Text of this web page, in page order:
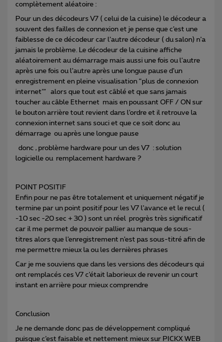
complètement aléatoire :
Pour un des décodeurs V7 ( celui de la cuisine) le décodeur a
souvent des failles de connexion et je pense que c’est une
faiblesse de ce décodeur car l’autre décodeur ( du salon) n’a
jamais le problème. Le décodeur de la cuisine affiche
aléatoirement au démarrage mais aussi une fois ou l’autre
après une fois ou l’autre après une longue pause d’un
enregistrement en pleine visualisation “plus de connexion
internet’” alors que tout est câblé et que sans jamais
toucher au câble Ethernet mais en poussant OFF / ON sur
le bouton arrière tout revient dans l’ordre et il retrouve la
connexion internet sans souci et que ce soit donc au
démarrage ou après une longue pause
donc , problème hardware pour un des V7 : solution
logicielle ou remplacement hardware ?
POINT POSITIF
Enfin pour ne pas être totalement et uniquement négatif je
termine par un point positif pour les V7 l’avance et le recul (
-10 sec -20 sec + 30 ) sont un réel progrès très significatif
car il me permet de pouvoir pallier au manque de sous-
titres alors que l’enregistrement n’est pas sous-titré afin de
me permettre mieux la ou les dernières phrases
Car je me souviens que dans les versions des décodeurs qui
ont remplacés ces V7 c’était laborieux de revenir un court
instant en arrière pour mieux comprendre
Conclusion
Je ne demande donc pas de développement compliqué
puisque c’est faisable et nettement mieux sur PICKX WEB